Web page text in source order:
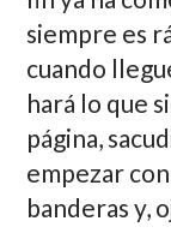
siempre es
cuando
hará lo que
página,
empezar
banderas y,